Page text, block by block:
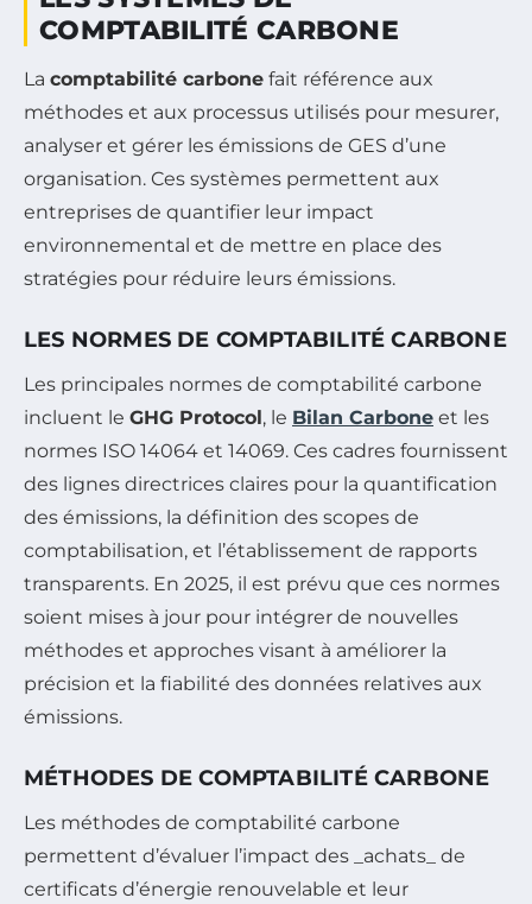
COMPTABILITÉ CARBONE
La comptabilité carbone fait référence aux
méthodes et aux processus utilisés pour mesurer,
analyser et gérer les émissions de GES d’une
organisation. Ces systèmes permettent aux
entreprises de quantifier leur impact
environnemental et de mettre en place des
stratégies pour réduire leurs émissions.
LES NORMES DE COMPTABILITÉ CARBONE
Les principales normes de comptabilité carbone
incluent le GHG Protocol, le Bilan Carbone et les
normes ISO 14064 et 14069. Ces cadres fournissent
des lignes directrices claires pour la quantification
des émissions, la définition des scopes de
comptabilisation, et l’établissement de rapports
transparents. En 2025, il est prévu que ces normes
soient mises à jour pour intégrer de nouvelles
méthodes et approches visant à améliorer la
précision et la fiabilité des données relatives aux
émissions.
MÉTHODES DE COMPTABILITÉ CARBONE
Les méthodes de comptabilité carbone
permettent d’évaluer l’impact des _achats_ de
certificats d’énergie renouvelable et leur